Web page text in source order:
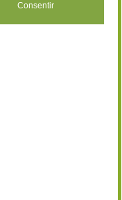
Consentir